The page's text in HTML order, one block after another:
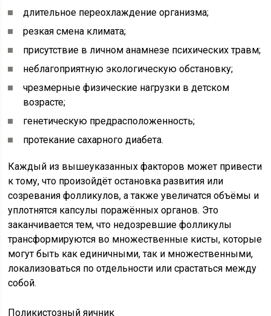
длительное переохлаждение организма;
резкая смена климата;
присутствие в личном анамнезе психических травм;
неблагоприятную экологическую обстановку;
чрезмерные физические нагрузки в детском
возрасте;
генетическую предрасположенность;
протекание сахарного диабета.
Каждый из вышеуказанных факторов может привести
к тому, что произойдёт остановка развития или
созревания фолликулов, а также увеличатся объёмы и
уплотнятся капсулы поражённых органов. Это
заканчивается тем, что недозревшие фолликулы
трансформируются во множественные кисты, которые
могут быть как единичными, так и множественными,
локализоваться по отдельности или срастаться между
собой.
Поликистозный яичник